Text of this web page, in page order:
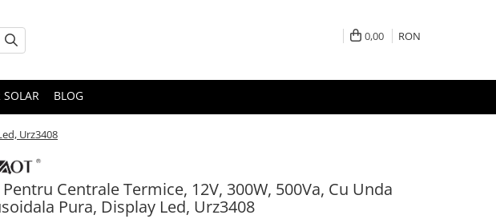
0,00 RON
SOLAR BLOG
Urz3408
Centrale Termice, 12V, 300W, 500Va, Cu Unda
Pura, Display Led, Urz3408